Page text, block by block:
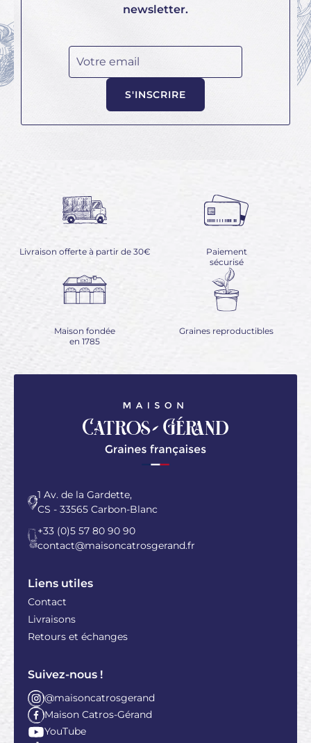
newsletter.
Votre email
S'INSCRIRE
Livraison offerte à partir de 30€
Paiement
sécurisé
Maison fondée
en 1785
Graines reproductibles
1 Av. de la Gardette,
CS - 33565 Carbon-Blanc
+33 (0)5 57 80 90 90
contact@maisoncatrosgerand.fr
Liens utiles
Contact
Livraisons
Retours et échanges
Suivez-nous !
@maisoncatrosgerand
Maison Catros-Gérand
YouTube